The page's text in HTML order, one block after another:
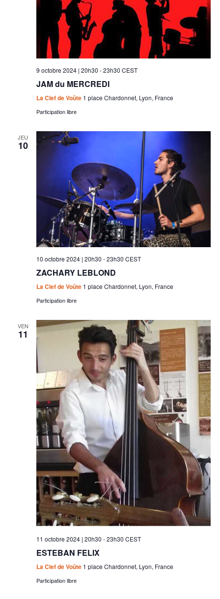
9 octobre 2024 | 20h30 -23h30 CEST
JAM du MERCREDI
La Clef de Voûte 1 place Chardonnet, Lyon, France
Participation libre
JEU
10
10 octobre 2024 | 20h30 -23h30 CEST
ZACHARY LEBLOND
La Clef de Voûte 1 place Chardonnet, Lyon, France
Participation libre
VEN
11
11 octobre 2024 | 20h30 -23h30 CEST
ESTEBAN FELIX
La Clef de Voûte 1 place Chardonnet, Lyon, France
Participation libre